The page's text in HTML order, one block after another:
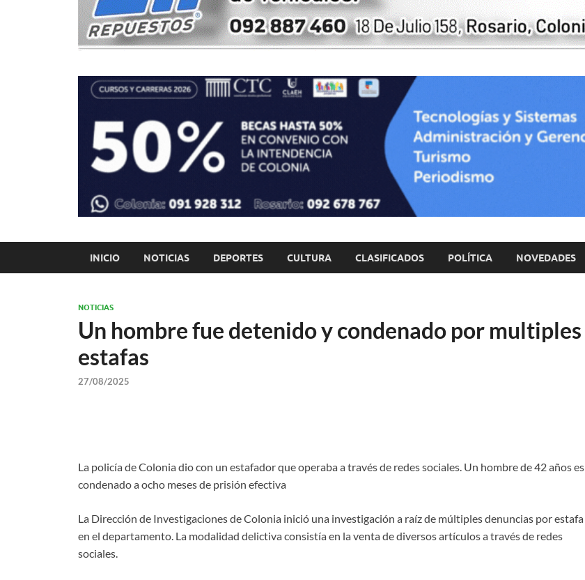
INICIO NOTICIAS DEPORTES CULTURA CLASIFICADOS POLÍTICA NOVEDADES
NOTICIAS
Un hombre fue detenido y condenado por multiples
estafas
27/08/2025
La policía de Colonia dio con un estafador que operaba a través de redes sociales. Un hombre de 42 años es
condenado a ocho meses de prisión efectiva
La Dirección de Investigaciones de Colonia inició una investigación a raíz de múltiples denuncias por estafa
en el departamento. La modalidad delictiva consistía en la venta de diversos artículos a través de redes
sociales.